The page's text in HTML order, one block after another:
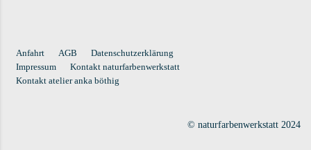
Anfahrt AGB
Datenschutzerklärung
Impressum
Kontakt naturfarbenwerkstatt
Kontakt atelier anka böthig
© naturfarbenwerkstatt 2024